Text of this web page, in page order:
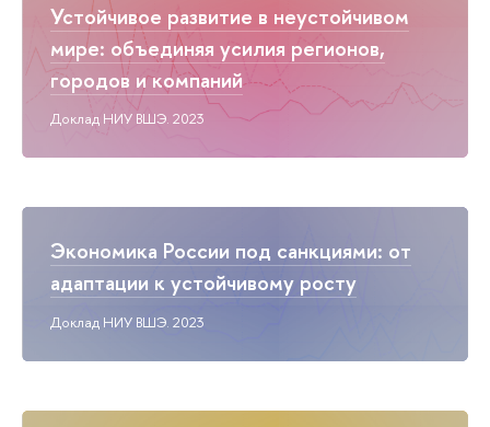
Устойчивое развитие в неустойчивом
мире: объединяя усилия регионов,
городов и компаний
Доклад НИУ ВШЭ. 2023
Экономика России под санкциями: от
адаптации к устойчивому росту
Доклад НИУ ВШЭ. 2023